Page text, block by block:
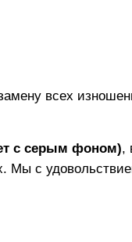
всех
с серым фоном),
Мы с